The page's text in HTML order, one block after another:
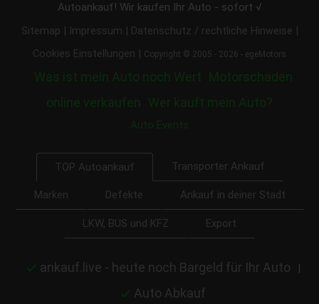
Autoankauf! Wir kaufen Ihr Auto - sofort √
Sitemap Impressum Datenschutz / rechtliche Hinweise
Cookies Einstellungen Copyright © 2005 - 2026 - egeMotors
Was ist mein Auto noch Wert Motorschaden
online verkaufen
Wer kauft mein Auto?
Auto Events
TOP Autoankauf Transporter Ankauf
Marken Defekte Ankauf in deiner Stadt
LKW, BUS und KFZ Export
ankauf.live - heute noch Bargeld für Ihr Auto
Auto Abkauf